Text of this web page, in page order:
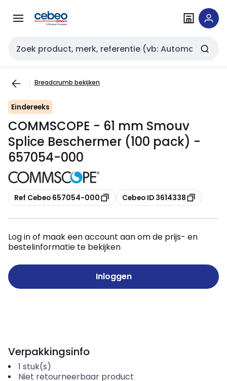
naar
naar
Zoekveld invoer
Breadcrumb bekijken
Eindereeks
COMMSCOPE - 61 mm Smouv
Splice Beschermer (100 pack) -
657054-000
Kopiëren
Ref Cebeo 657054-000 Kopiëren
Cebeo ID 3614338
Log in of maak een account aan om de prijs- en
bestelinformatie te bekijken
Inloggen
Verpakkingsinfo
1 stuk(s)
Niet retourneerbaar product